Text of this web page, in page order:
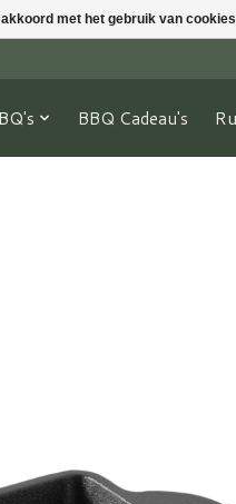
BBQ Cadeau's
met het gebruik van